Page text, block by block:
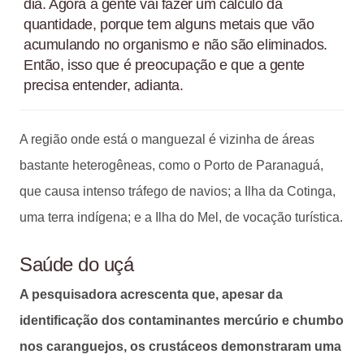
dia. Agora a gente vai fazer um cálculo da
quantidade, porque tem alguns metais que vão
acumulando no organismo e não são eliminados.
Então, isso que é preocupação e que a gente
precisa entender, adianta.
A região onde está o manguezal é vizinha de áreas
bastante heterogêneas, como o Porto de Paranaguá,
que causa intenso tráfego de navios; a Ilha da Cotinga,
uma terra indígena; e a Ilha do Mel, de vocação turística.
Saúde do uçá
A pesquisadora acrescenta que, apesar da
identificação dos contaminantes mercúrio e chumbo
nos caranguejos, os crustáceos demonstraram uma